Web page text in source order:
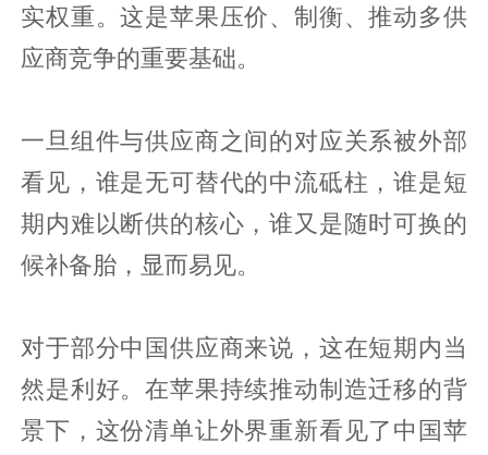
实权重。这是苹果压价、制衡、推动多供
应商竞争的重要基础。
一旦组件与供应商之间的对应关系被外部
看见，谁是无可替代的中流砥柱，谁是短
期内难以断供的核心，谁又是随时可换的
候补备胎，显而易见。
对于部分中国供应商来说，这在短期内当
然是利好。在苹果持续推动制造迁移的背
景下，这份清单让外界重新看见了中国苹